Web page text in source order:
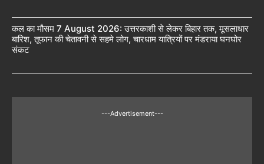
कल का मौसम 7 August 2026: उत्तरकाशी से लेकर बिहार तक, मूसलाधार
बारिश, तूफान की चेतावनी से सहमे लोग, चारधाम यात्रियों पर मंडराया घनघोर
संकट
---Advertisement---